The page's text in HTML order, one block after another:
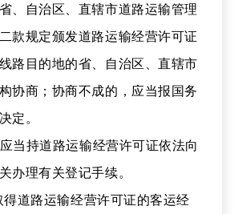
、自治区、直辖市道路运输管理
款规定颁发道路运输经营许可证
路目的地的省、自治区、直辖市
协商；协商不成的，应当报国务
定。
当持道路运输经营许可证依法向
办理有关登记手续。
道路运输经营许可证的客运经